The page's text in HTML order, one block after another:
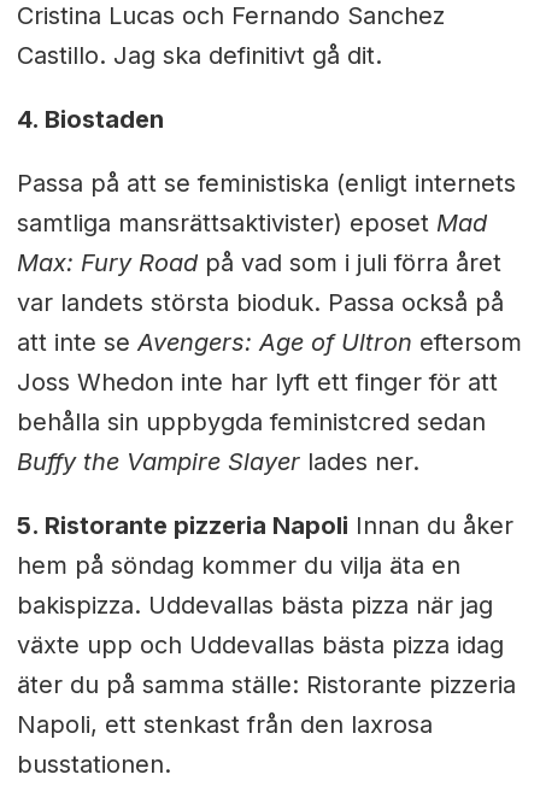
Cristina Lucas och Fernando Sanchez
Castillo. Jag ska definitivt gå dit.
4. Biostaden
Passa på att se feministiska (enligt internets
samtliga mansrättsaktivister) eposet Mad
Max: Fury Roadpå vad som i juli förra året
var landets största bioduk. Passa också på
att inte se Avengers: Age of Ultron eftersom
Joss Whedon inte har lyft ett finger för att
behålla sin uppbygda feministcred sedan
Buffy the Vampire Slayerlades ner.
5. Ristorante pizzeria Napoli Innan du åker
hem på söndag kommer du vilja äta en
bakispizza. Uddevallas bästa pizza när jag
växte upp och Uddevallas bästa pizza idag
äter du på samma ställe: Ristorante pizzeria
Napoli, ett stenkast från den laxrosa
busstationen.